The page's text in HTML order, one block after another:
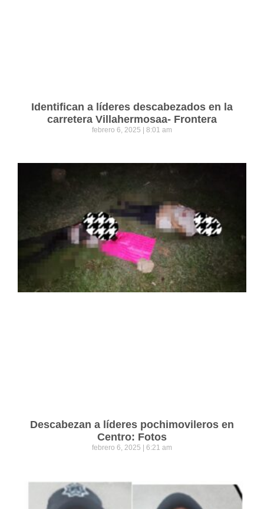
Identifican a líderes descabezados en la
carretera Villahermosaa- Frontera
febrero 6, 2025 8:01 am
Descabezan a líderes pochimovileros en
Centro: Fotos
febrero 6, 2025 6:21 am